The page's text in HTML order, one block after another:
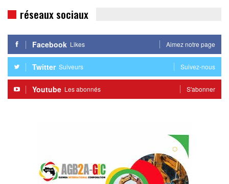
réseaux sociaux
Facebook Likes Aimez notre page
Twitter Suiveurs Suivez-nous
Youtube Les abonnés S'abonner